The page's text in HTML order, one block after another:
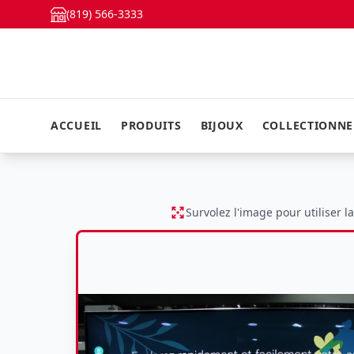
(819) 566-3333
ACCUEIL PRODUITS BIJOUX
Survolez l'image pour utiliser